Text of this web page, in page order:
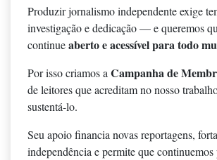
Produzir jornalismo independente exige
investigação e dedicação — e queremos
continueaberto e acessível para todo
Por isso criamos aCampanha de
de leitores que acreditam no nosso
sustentá-lo.
Seu apoio financia novas reportagens,
independência e permite que